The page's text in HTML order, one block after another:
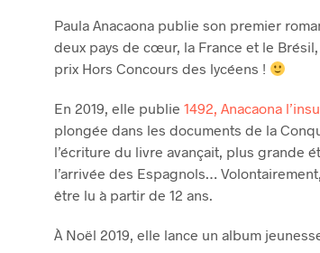
Paula Anacaona publie son premier
deux pays de cœur, la France et le
prix Hors Concours des lycéens !
En 2019, elle publie 1492, Anacaona
plongée dans les documents de la
l’écriture du livre avançait, plus grande
l’arrivée des Espagnols…
être lu à partir de 12 ans.
À Noël 2019, elle lance un album